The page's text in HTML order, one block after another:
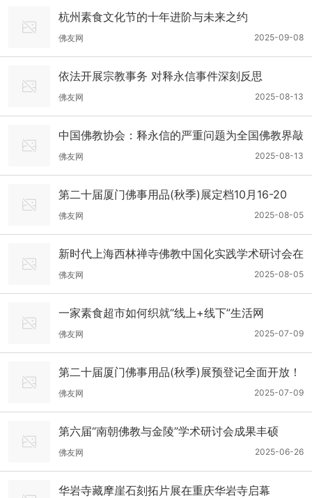
杭州素食文化节的十年进阶与未来之约
2025-09-08
佛友网
依法开展宗教事务 对释永信事件深刻反思
2025-08-13
佛友网
中国佛教协会：释永信的严重问题为全国佛教界敲
响了警钟
2025-08-13
佛友网
第二十届厦门佛事用品(秋季)展定档10月16-20
日！
2025-08-05
佛友网
新时代上海西林禅寺佛教中国化实践学术研讨会在
上海举行
2025-08-05
佛友网
一家素食超市如何织就“线上+线下”生活网
2025-07-09
佛友网
第二十届厦门佛事用品(秋季)展预登记全面开放！
提前预约对接1400+优选展商
2025-07-09
佛友网
第六届“南朝佛教与金陵”学术研讨会成果丰硕
2025-06-26
佛友网
华岩寺藏摩崖石刻拓片展在重庆华岩寺启幕